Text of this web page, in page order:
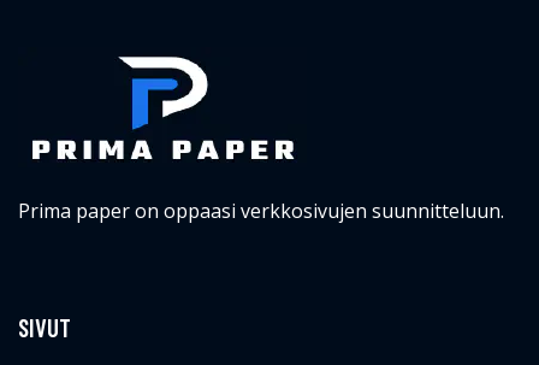
Prima paper on oppaasi verkkosivujen suunnitteluun.
SIVUT